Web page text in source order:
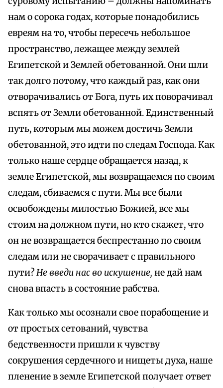
нам о сорока годах, которые понадобились
евреям на то, чтобы пересечь небольшое
пространство, лежащее между землей
Египетской и Землей обетованной. Они шли
так долго потому, что каждый раз, как они
отворачивались от Бога, путь их поворачивал
вспять от Земли обетованной. Единственный
путь, которым мы можем достичь Земли
обетованной, это идти по следам Господа. Как
только наше сердце обращается назад, к
земле Египетской, мы возвращаемся по своим
следам, сбиваемся с пути. Мы все были
освобождены милостью Божией, все мы
стоим на должном пути, но кто скажет, что
он не возвращается беспрестанно по своим
следам или не сворачивает с правильного
пути?Не введи нас во искушение, не дай нам
снова впасть в состояние рабства.
Как только мы осознали свое порабощение и
от простых сетований, чувства
бедственности пришли к чувству
сокрушения сердечного и нищеты духа, наше
пленение в земле Египетской получает ответ